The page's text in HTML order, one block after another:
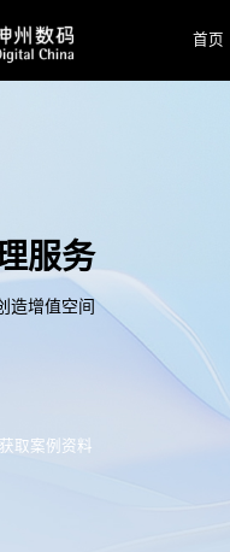
首页
服务
造增值空间
获取案例资料